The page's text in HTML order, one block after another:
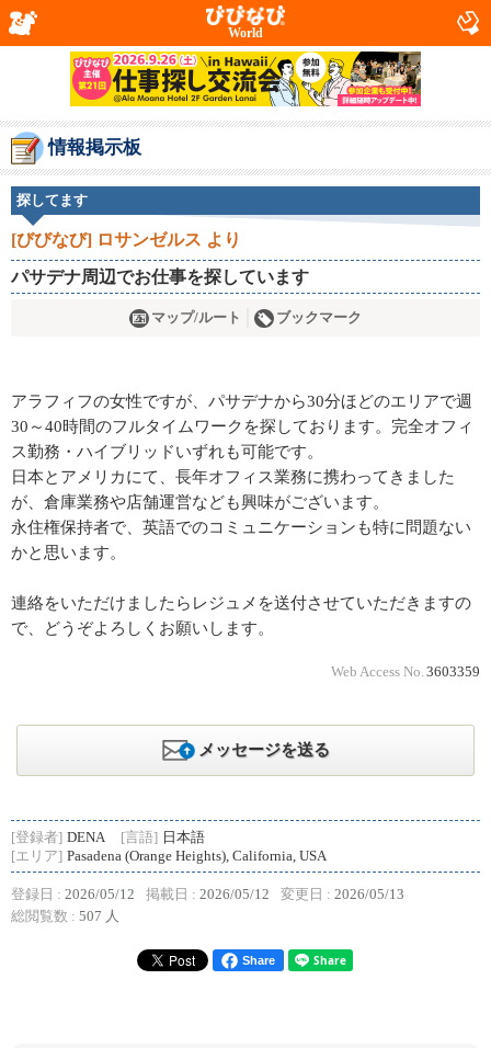
World
情報掲示板
探してます
[びびなび] ロサンゼルス より
パサデナ周辺でお仕事を探しています
マップ/ルート ブックマーク
アラフィフの女性ですが、パサデナから30分ほどのエリアで週
30～40時間のフルタイムワークを探しております。完全オフィ
ス勤務・ハイブリッドいずれも可能です。
日本とアメリカにて、長年オフィス業務に携わってきました
が、倉庫業務や店舗運営なども興味がございます。
永住権保持者で、英語でのコミュニケーションも特に問題ない
かと思います。
連絡をいただけましたらレジュメを送付させていただきますの
で、どうぞよろしくお願いします。
Web Access No. 3603359
メッセージを送る
[登録者] DENA [言語] 日本語
[エリア] Pasadena (Orange Heights), California, USA
登録日 : 2026/05/12 掲載日 : 2026/05/12 変更日 : 2026/05/13
総閲覧数 : 507 人
Share